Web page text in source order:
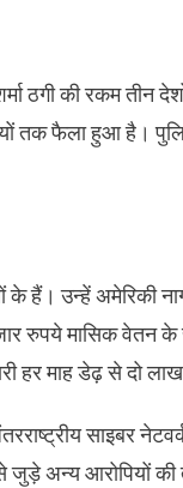
ठगी की रकम तीन
तक फैला हुआ है।
के हैं। उन्हें अमेरिकी
रुपये मासिक वेतन
हर माह डेढ़ से दो
साइबर
जुड़े अन्य आरोपियों की